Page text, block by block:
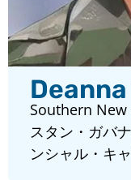
Southern
スタン・ガバ
ンシャル・キ